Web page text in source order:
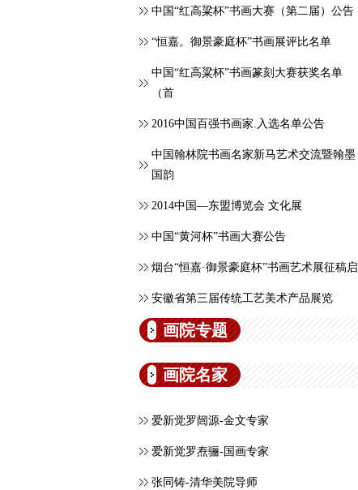
中国“红高粱杯”书画大赛（第二届）公告
“恒嘉。御景豪庭杯”书画展评比名单
中国“红高粱杯”书画篆刻大赛获奖名单
（首
2016中国百强书画家.入选名单公告
中国翰林院书画名家新马艺术交流暨翰墨
国韵
2014中国—东盟博览会 文化展
中国“黄河杯”书画大赛公告
烟台“恒嘉·御景豪庭杯”书画艺术展征稿启
安徽省第三届传统工艺美术产品展览
画院专题
画院名家
爱新觉罗闿源-金文专家
爱新觉罗焘骊-国画专家
张同铸-清华美院导师